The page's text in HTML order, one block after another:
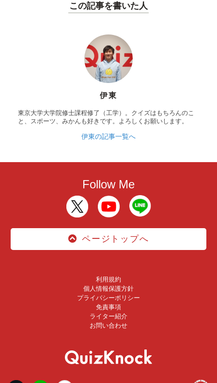
この記事を書いた人
伊東
東京大学大学院修士課程修了（工学）。クイズはもちろんのこ
と、スポーツ、みかんも好きです。よろしくお願いします。
伊東の記事一覧へ
Follow Me
ページトップへ
利用規約
個人情報保護方針
プライバシーポリシー
免責事項
ライター紹介
お問い合わせ